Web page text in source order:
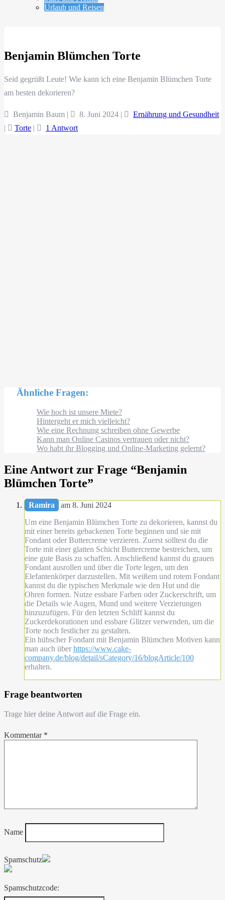
Urlaub und Reisen
Benjamin Blümchen Torte
Seid gegrüßt Leute! Wie kann ich eine Benjamin Blümchen Torte
am besten dekorieren?
Benjamin Baum | 8. Juni 2024 |
Ernährung und Gesundheit
|
Torte | 1 Antwort
Ähnliche Fragen:
Wie hoch ist unsere Miete?
Hintergeht er mich vielleicht?
Wie eine Rechnung schreiben ohne Gewerbe
Kann man Online Casinos vertrauen oder nicht?
Wo habt ihr Blogging und Online-Marketing gelernt?
Eine Antwort zur Frage “Benjamin
Blümchen Torte”
Ramira
am 8. Juni 2024
Um eine Benjamin Blümchen Torte zu dekorieren, kannst du
mit einer bereits gebackenen Torte beginnen und sie mit
Fondant oder Buttercreme verzieren. Zuerst solltest du die
Torte mit einer glatten Schicht Buttercreme bestreichen, um
eine gute Basis zu schaffen. Anschließend kannst du grauen
Fondant ausrollen und über die Torte legen, um den
Elefantenkörper darzustellen. Mit weißem und rotem Fondant
kannst du die typischen Merkmale wie den Hut und die
Ohren formen. Nutze essbare Farben oder Zuckerschrift, um
die Details wie Augen, Mund und weitere Verzierungen
hinzuzufügen. Für den letzten Schliff kannst du
Zuckerdekorationen und essbare Glitzer verwenden, um die
Torte noch festlicher zu gestalten.
Ein hübscher Fondant mit Benjamin Blümchen Motiven kann
man auch über https://www.cake-
company.de/blog/detail/sCategory/16/blogArticle/100
erhalten.
Frage beantworten
Trage hier deine Antwort auf die Frage ein.
Kommentar *
Name
Spamschutz
Spamschutzcode: